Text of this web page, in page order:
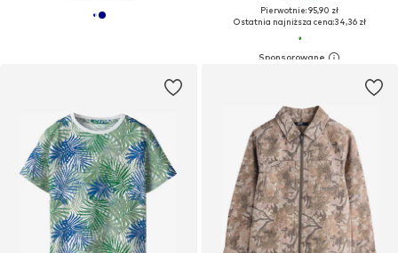
Pierwotnie: 95,90 zł
Ostatnia najniższa cena:34,36 zł